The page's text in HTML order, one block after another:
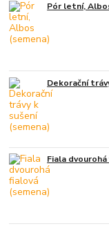
Pór letní,
Dekorační
Fiala